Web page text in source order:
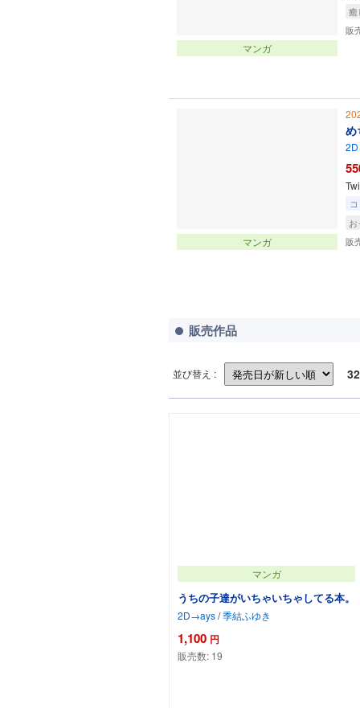
マンガ
癒
販
マンガ
め
販
販売作品
並び替え : 32
マンガ
うちの子達がいちゃいちゃしてる本。
2D→ays/季結ふゆき
1,100 円
販売数: 19